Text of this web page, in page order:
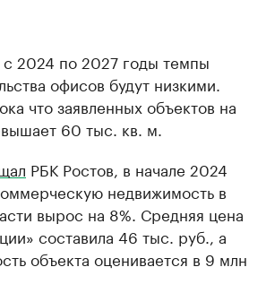
с 2024 по 2027 годы темпы
офисов будут низкими.
что заявленных объектов на
60 тыс. кв. м.
РБК Ростов, в начале 2024
недвижимость в
вырос на 8%. Средняя цена
составила 46 тыс. руб., а
объекта оценивается в 9 млн